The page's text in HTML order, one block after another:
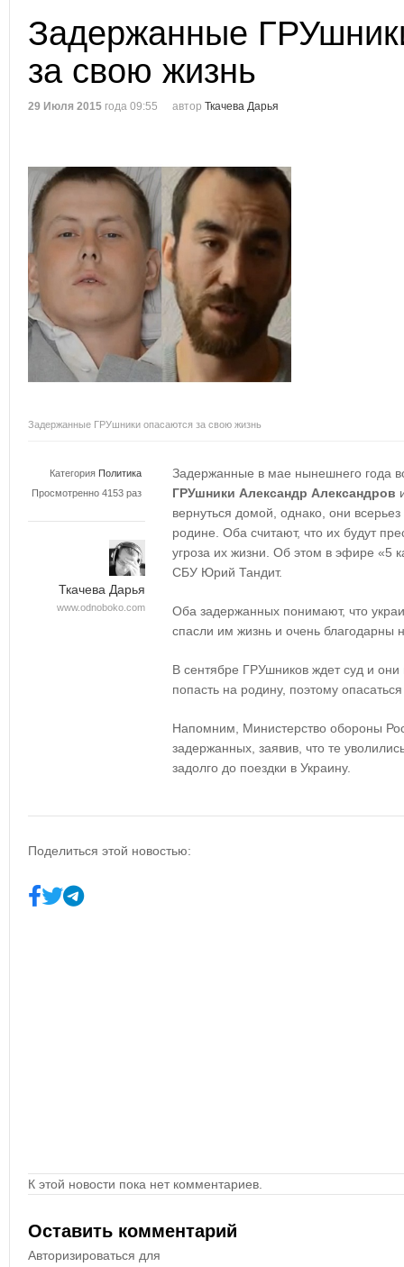
Задержанные
за свою жизнь
29 Июля 2015 года 09:55 автор Ткачева Дарья
Задержанные ГРУшники опасаются за свою жизнь
Категория Политика
Просмотренно 4153 раз
Ткачева Дарья
www.odnoboko.com
Задержанные в мае нынешнего года
ГРУшники Александр Александров
вернуться домой, однако, они всерьез
родине. Оба считают, что их будут
угроза их жизни. Об этом в эфире «5
СБУ Юрий Тандит.
Оба задержанных понимают, что
спасли им жизнь и очень
В сентябре ГРУшников ждет суд и
попасть на родину, поэтому
Напомним, Министерство обороны
задержанных, заявив, что те
задолго до поездки в Украину.
Поделиться этой новостью:
К этой новости пока нет комментариев.
Оставить комментарий
Авторизироваться для